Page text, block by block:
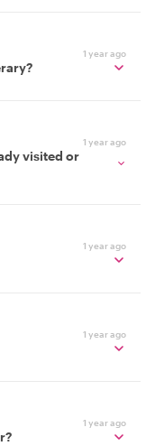
1 year ago
1 year ago
visited or
1 year ago
1 year ago
1 year ago